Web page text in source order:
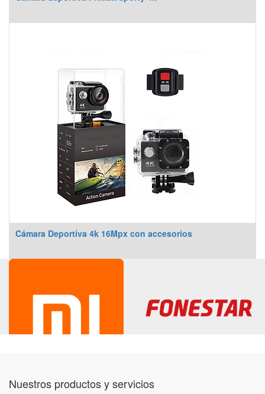
Cámara Deportiva 4k 16Mpx con accesorios
Nuestros productos y servicios